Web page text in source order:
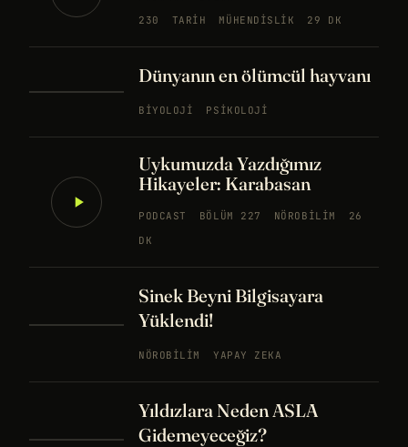
230
TARIH MÜHENDISLIK 29 DK
Dünyanın en ölümcül hayvanı
BIYOLOJI PSIKOLOJI
Uykumuzda Yazdığımız
Hikayeler: Karabasan
PODCAST BÖLÜM 227 NÖROBILIM
26
DK
Sinek Beyni Bilgisayara
Yüklendi!
NÖROBILIM YAPAY ZEKA
Yıldızlara Neden ASLA
Gidemeyeceğiz?